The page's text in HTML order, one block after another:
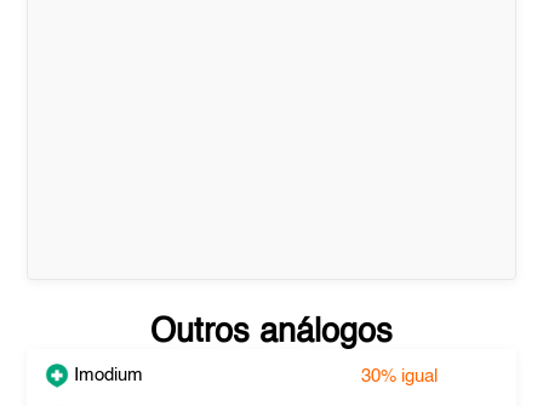
Outros análogos
Imodium 30% igual